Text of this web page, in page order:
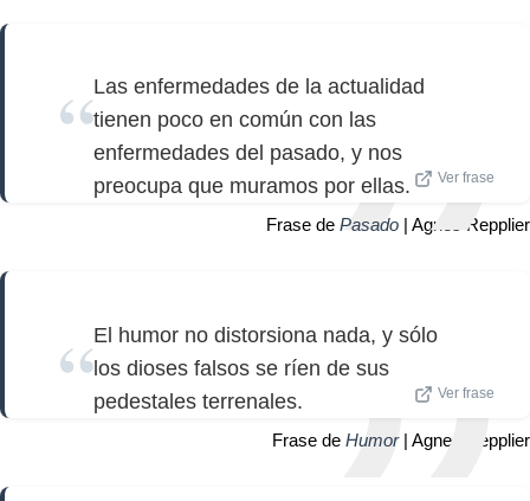
Las enfermedades de la actualidad
tienen poco en común con las
enfermedades del pasado, y nos
preocupa que muramos por ellas.
Ver frase
Frase de Pasado | Agnes Repplier
El humor no distorsiona nada, y sólo
los dioses falsos se ríen de sus
pedestales terrenales.
Ver frase
Frase de Humor| Agnes Repplier